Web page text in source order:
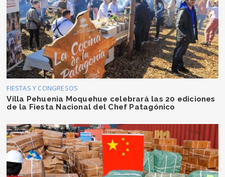
FIESTAS Y CONGRESOS
Villa Pehuenia Moquehue celebrará las 20 ediciones
de la Fiesta Nacional del Chef Patagónico